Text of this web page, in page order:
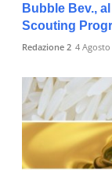
Bubble Bev.,
Scouting
Redazione 2 4 Agosto